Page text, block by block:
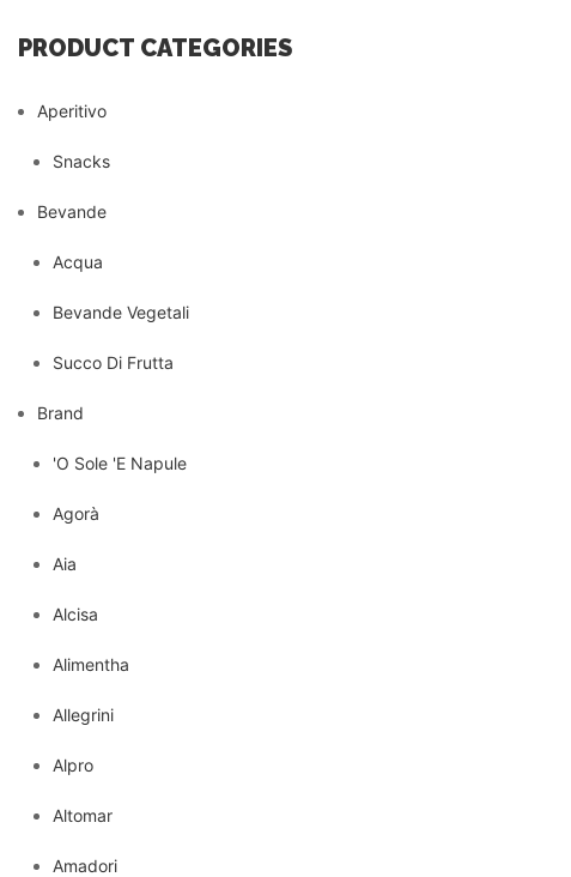
PRODUCT CATEGORIES
Aperitivo
Snacks
Bevande
Acqua
Bevande Vegetali
Succo Di Frutta
Brand
'O Sole 'E Napule
Agorà
Aia
Alcisa
Alimentha
Allegrini
Alpro
Altomar
Amadori